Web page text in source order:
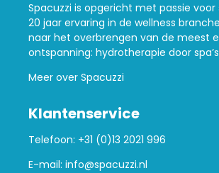
Spacuzzi is opgericht met passie voor
20 jaar ervaring in de wellness
naar het overbrengen van de meest
ontspanning: hydrotherapie door
Meer over Spacuzzi
Klantenservice
Telefoon: +31 (0)13 2021 996
E-mail: info@spacuzzi.nl